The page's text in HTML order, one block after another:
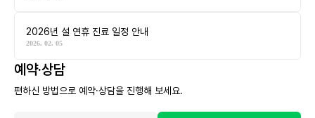
2026년 설 연휴 진료 일정 안내
2026. 02. 05
예약·상담
편하신 방법으로 예약·상담을 진행해 보세요.